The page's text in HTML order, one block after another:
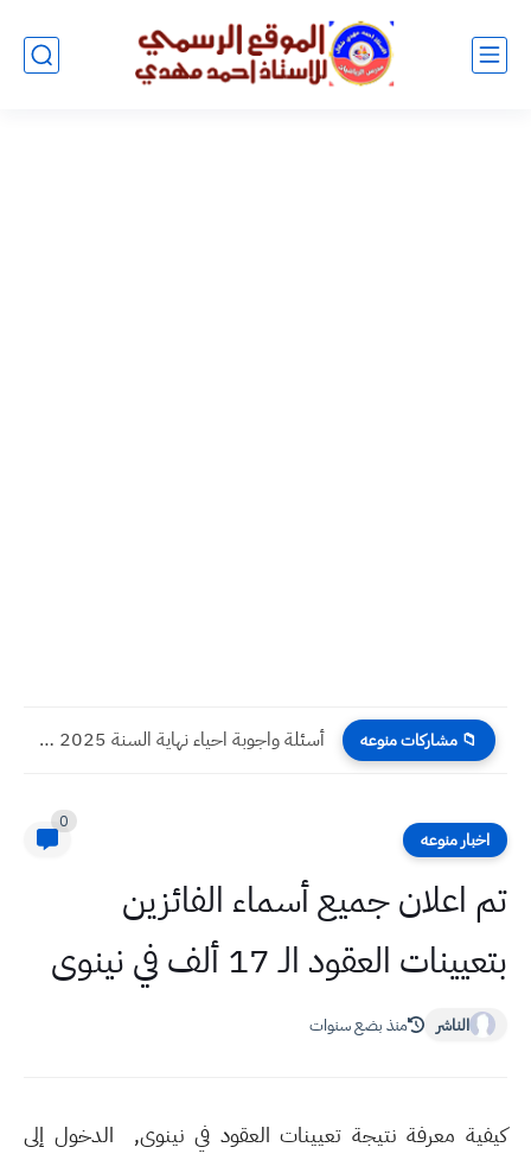
📁 مشاركات منوعه أسئلة واجوبة احياء نهاية السنة 2025 صف ثاني متوسط
اخبار منوعه
0
تم اعلان جميع أسماء الفائزين
بتعيينات العقود الـ 17 ألف في نينوى
الناشر منذ بضع سنوات
كيفية معرفة نتيجة تعيينات العقود في نينوى, الدخول إلى